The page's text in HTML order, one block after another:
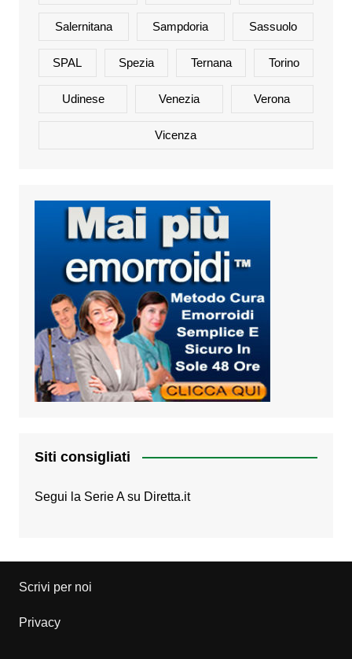
Salernitana Sampdoria Sassuolo
SPAL Spezia Ternana Torino
Udinese Venezia Verona
Vicenza
Siti consigliati
Segui la Serie A su Diretta.it
Scrivi per noi
Privacy